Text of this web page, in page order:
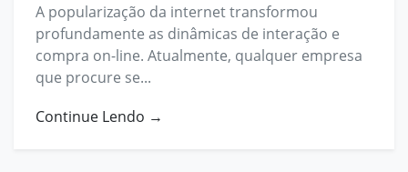
A popularização da internet transformou
profundamente as dinâmicas de interação e
compra on-line. Atualmente, qualquer empresa
que procure se...
Continue Lendo →